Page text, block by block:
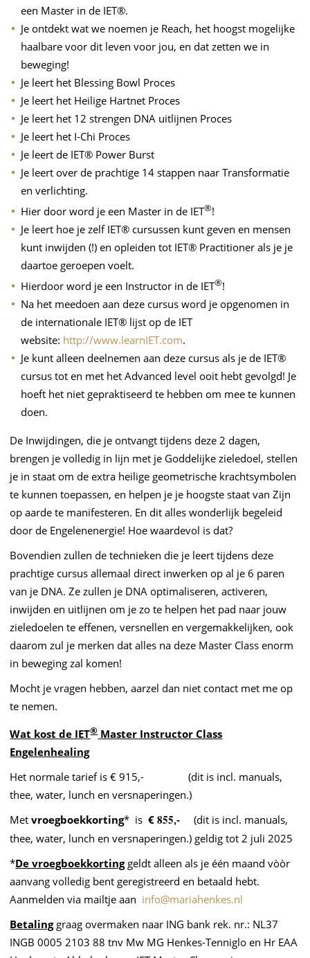
een Master in de IET®.
Je ontdekt wat we noemen je Reach, het hoogst mogelijke
haalbare voor dit leven voor jou, en dat zetten we in
beweging!
Je leert het Blessing Bowl Proces
Je leert het Heilige Hartnet Proces
Je leert het 12 strengen DNA uitlijnen Proces
Je leert het I-Chi Proces
Je leert de IET® Power Burst
Je leert over de prachtige 14 stappen naar Transformatie
en verlichting.
Hier door word je een Master in de IET®!
Je leert hoe je zelf IET® cursussen kunt geven en mensen
kunt inwijden (!) en opleiden tot IET® Practitioner als je je
daartoe geroepen voelt.
Hierdoor word je een Instructor in de IET®!
Na het meedoen aan deze cursus word je opgenomen in
de internationale IET® lijst op de IET
website: http://www.learnIET.com.
Je kunt alleen deelnemen aan deze cursus als je de IET®
cursus tot en met het Advanced level ooit hebt gevolgd! Je
hoeft het niet gepraktiseerd te hebben om mee te kunnen
doen.
De Inwijdingen, die je ontvangt tijdens deze 2 dagen,
brengen je volledig in lijn met je Goddelijke zieledoel, stellen
je in staat om de extra heilige geometrische krachtsymbolen
te kunnen toepassen, en helpen je je hoogste staat van Zijn
op aarde te manifesteren. En dit alles wonderlijk begeleid
door de Engelenenergie! Hoe waardevol is dat?
Bovendien zullen de technieken die je leert tijdens deze
prachtige cursus allemaal direct inwerken op al je 6 paren
van je DNA. Ze zullen je DNA optimaliseren, activeren,
inwijden en uitlijnen om je zo te helpen het pad naar jouw
zieledoelen te effenen, versnellen en vergemakkelijken, ook
daarom zul je merken dat alles na deze Master Class enorm
in beweging zal komen!
Mocht je vragen hebben, aarzel dan niet contact met me op
te nemen.
Wat kost de IET®Master Instructor Class
Engelenhealing
Het normale tarief is € 915,- (dit is incl. manuals,
thee, water, lunch en versnaperingen.)
Metvroegboekkorting* is€855,-
(dit is incl. manuals,
thee, water, lunch en versnaperingen.) geldig tot 2 juli 2025
*De vroegboekkortinggeldt alleen als je één maand vòòr
aanvang volledig bent geregistreerd en betaald hebt.
Aanmelden via mailtje aan info@mariahenkes.nl
Betalinggraag overmaken naar ING bank rek. nr.: NL37
INGB 0005 2103 88 tnv Mw MG Henkes-Tenniglo en Hr EAA